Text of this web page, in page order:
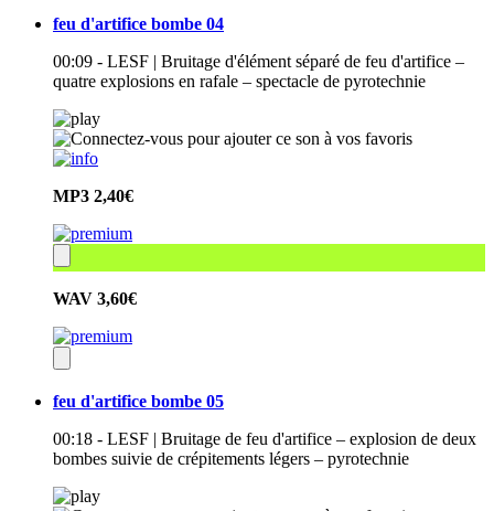
feu d'artifice bombe 04
00:09 - LESF | Bruitage d'élément séparé de feu d'artifice –
quatre explosions en rafale – spectacle de pyrotechnie
MP3 2,40€
WAV 3,60€
feu d'artifice bombe 05
00:18 - LESF | Bruitage de feu d'artifice – explosion de deux
bombes suivie de crépitements légers – pyrotechnie